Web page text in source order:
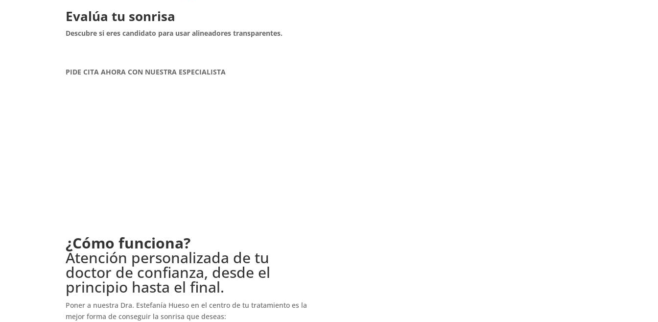
Evalúa tu sonrisa
Descubre si eres candidato para usar alineadores transparentes.
PIDE CITA AHORA CON NUESTRA ESPECIALISTA
¿Cómo funciona?
Atención personalizada de tu
doctor de confianza, desde el
principio hasta el final.
Poner a nuestra Dra. Estefanía Hueso en el centro de tu tratamiento es la
mejor forma de conseguir la sonrisa que deseas: